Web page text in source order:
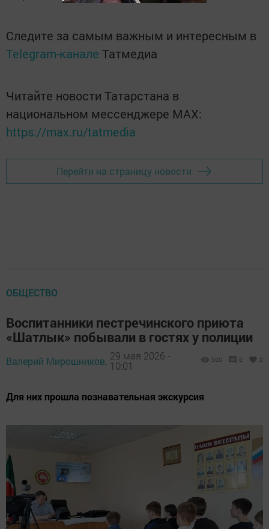
Следите за самым важным и интересным в
Telegram-канале Татмедиа
Читайте новости Татарстана в
национальном мессенджере MАХ:
https://max.ru/tatmedia
Перейти на страницу новости
ОБЩЕСТВО
Воспитанники пестречинского приюта
«Шатлык» побывали в гостях у полиции
Валерий Мирошников, 29 мая 2026 -
10:01
300 0 0
Для них прошла познавательная экскурсия